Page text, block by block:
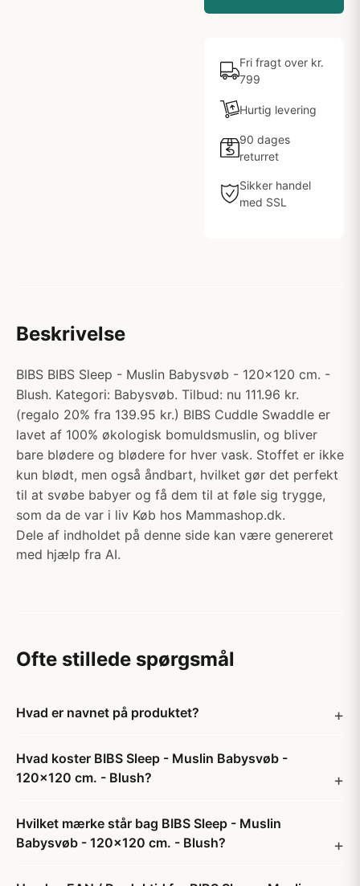
Fri fragt over kr.
799
Hurtig levering
90 dages
returret
Sikker handel
med SSL
Beskrivelse
BIBS BIBS Sleep - Muslin Babysvøb - 120x120 cm. -
Blush. Kategori: Babysvøb. Tilbud: nu 111.96 kr.
(regalo 20% fra 139.95 kr.) BIBS Cuddle Swaddle er
lavet af 100% økologisk bomuldsmuslin, og bliver
bare blødere og blødere for hver vask. Stoffet er ikke
kun blødt, men også åndbart, hvilket gør det perfekt
til at svøbe babyer og få dem til at føle sig trygge,
som da de var i liv Køb hos Mammashop.dk.
Dele af indholdet på denne side kan være genereret
med hjælp fra AI.
Ofte stillede spørgsmål
Hvad er navnet på produktet?
Hvad koster BIBS Sleep - Muslin Babysvøb -
120x120 cm. - Blush?
Hvilket mærke står bag BIBS Sleep - Muslin
Babysvøb - 120x120 cm. - Blush?